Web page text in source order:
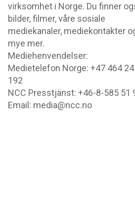
virksomhet i Norge. Du finner
bilder, filmer, våre sosiale
mediekanaler, mediekontakter
mye mer.
Mediehenvendelser:
Medietelefon Norge: +47 464 24
192
NCC Presstjänst: +46-8-585 51
Email: media@ncc.no